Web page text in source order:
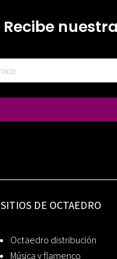
Recibe
SITIOS DE OCTAEDRO
Octaedro distribución
Música y flamenco